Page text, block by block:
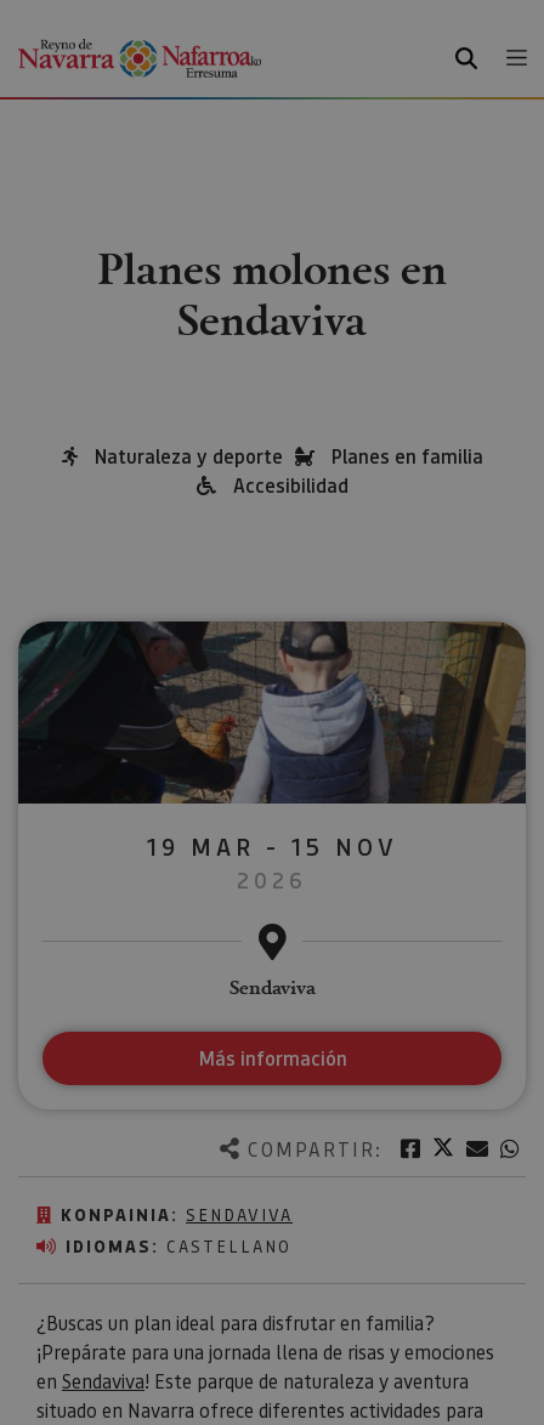
BILATU
Planes molones en
Sendaviva
Naturaleza y deporte
Planes en familia
Accesibilidad
COMPARTIR: Facebook
Twitter
KONPAINIA: SENDAVIVA
IDIOMAS: CASTELLANO
¿Buscas un plan ideal para disfrutar en familia?
¡Prepárate para una jornada llena de risas y emociones
en Sendaviva! Este parque de naturaleza y aventura
situado en Navarra ofrece diferentes actividades para
19 MAR - 15 NOV
2026
Sendaviva
Más información